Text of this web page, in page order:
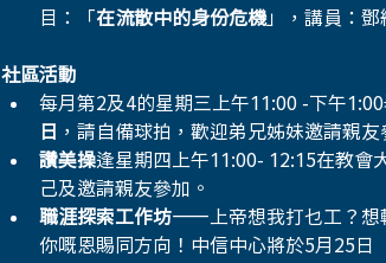
目：「在流散中的身份危機」，講員：鄧
社區活動
每月第2及4的星期三上午11:00 -下午
日
，請自備球拍，歡迎弟兄姊妹邀請親
讚美操逢星期四上午11:00- 12:15在教會
己及邀請親友參加。
職涯探索工作坊——上帝想我打乜工？想
你嘅恩賜同方向！中信中心將於5月25日